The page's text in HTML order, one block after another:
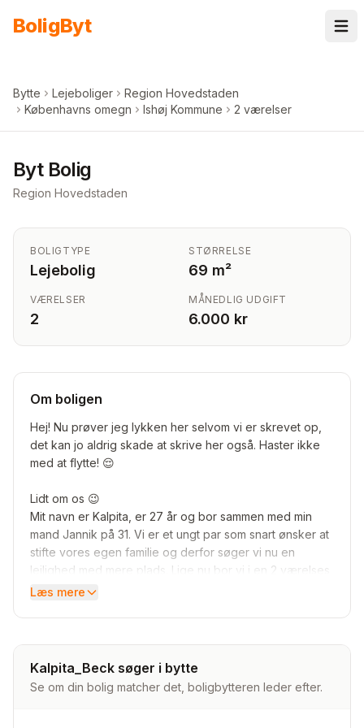
BoligByt
Bytte Lejeboliger
Region Hovedstaden
Københavns omegn
Ishøj Kommune 2 værelser
Byt Bolig
Region Hovedstaden
BOLIGTYPE
Lejebolig
STØRRELSE
69 m²
VÆRELSER
2
MÅNEDLIG UDGIFT
6.000 kr
Om boligen
Hej! Nu prøver jeg lykken her selvom vi er skrevet op,
det kan jo aldrig skade at skrive her også. Haster ikke
med at flytte! 😌
Lidt om os 😉
Mit navn er Kalpita, er 27 år og bor sammen med min
mand Jannik på 31. Vi er et ungt par som snart ønsker at
stifte vores egen familie og derfor søger vi nu en
lejlighed med mere plads. Lige nu bor vi i en 2 værelses
lejlighed på 69 kvadratmeter, på 2 sal i Vejleåparken,
bor, men vi kan også mærke at nu er tiden inde til at
finde det endelige hjem.
Læs mere
Kalpita_Beck søger i bytte
Se om din bolig matcher det, boligbytteren leder efter.